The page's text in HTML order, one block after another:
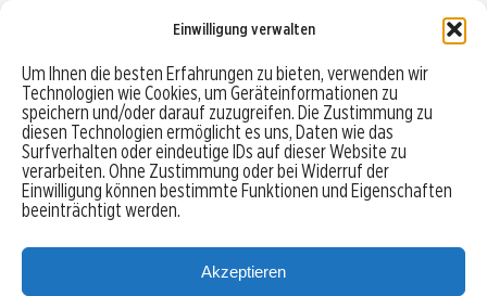
Einwilligung verwalten
Um Ihnen die besten Erfahrungen zu bieten, verwenden wir
Technologien wie Cookies, um Geräteinformationen zu
speichern und/oder darauf zuzugreifen. Die Zustimmung zu
diesen Technologien ermöglicht es uns, Daten wie das
Surfverhalten oder eindeutige IDs auf dieser Website zu
verarbeiten. Ohne Zustimmung oder bei Widerruf der
Einwilligung können bestimmte Funktionen und Eigenschaften
beeinträchtigt werden.
Akzeptieren
Robo-Advisor vergleichen
Depotvergleich
Festgeld vergleichen
Tagesgeld vergleichen